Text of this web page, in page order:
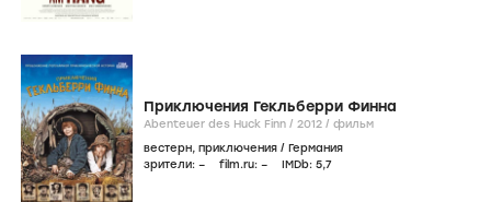
Приключения Гекльберри Финна
Abenteuer des Huck Finn / 2012 / фильм
вестерн, приключения / Германия
зрители: – film.ru: – IMDb: 5,7